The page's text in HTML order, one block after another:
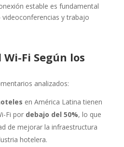
estable es fundamental
y trabajo
Fi Según los
analizados:
en América Latina tienen
Fi por debajo del 50%, lo que
de mejorar la infraestructura
hotelera.